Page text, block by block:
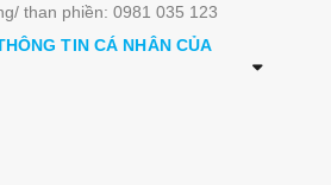
than phiền: 0981 035 123
TIN CÁ NHÂN CỦA